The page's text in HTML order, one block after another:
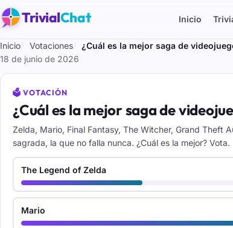
TrivialChat Inicio
Inicio Votaciones
¿Cuál es la mejor saga de
18 de junio de 2026
🗳️ VOTACIÓN
¿Cuál es la mejor saga de
Zelda, Mario, Final Fantasy, The Witcher, Grand Theft
sagrada, la que no falla nunca. ¿Cuál es la mejor? Vota.
The Legend of Zelda
Mario